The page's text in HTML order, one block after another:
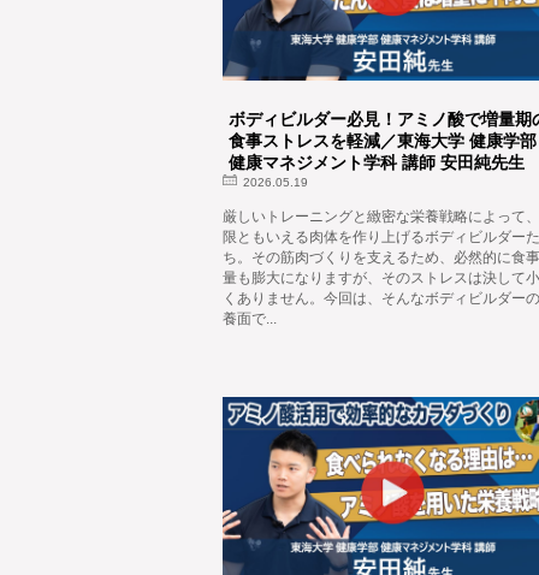
ボディビルダー必見！アミノ酸で増量期
食事ストレスを軽減／東海大学 健康学部
健康マネジメント学科 講師 安田純先生
2026.05.19
厳しいトレーニングと緻密な栄養戦略によって
限ともいえる肉体を作り上げるボディビルダーた
ち。その筋肉づくりを支えるため、必然的に食
量も膨大になりますが、そのストレスは決して
くありません。今回は、そんなボディビルダー
養面で...